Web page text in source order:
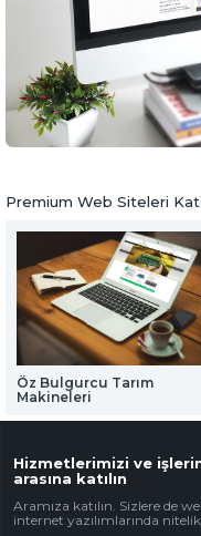
Web Mail Arayüzü
için Tıklayınız
Cm Bilişim
www.cmbilisim.com
www.cmbilisim.com
Önceki Ürün
Premium Web Siteleri
Öz Bulgurcu Tarım
Makineleri
Hizmetlerimizi ve
arasına katılın
Aramıza katılın. Sizlere de
internet yazılımlarında